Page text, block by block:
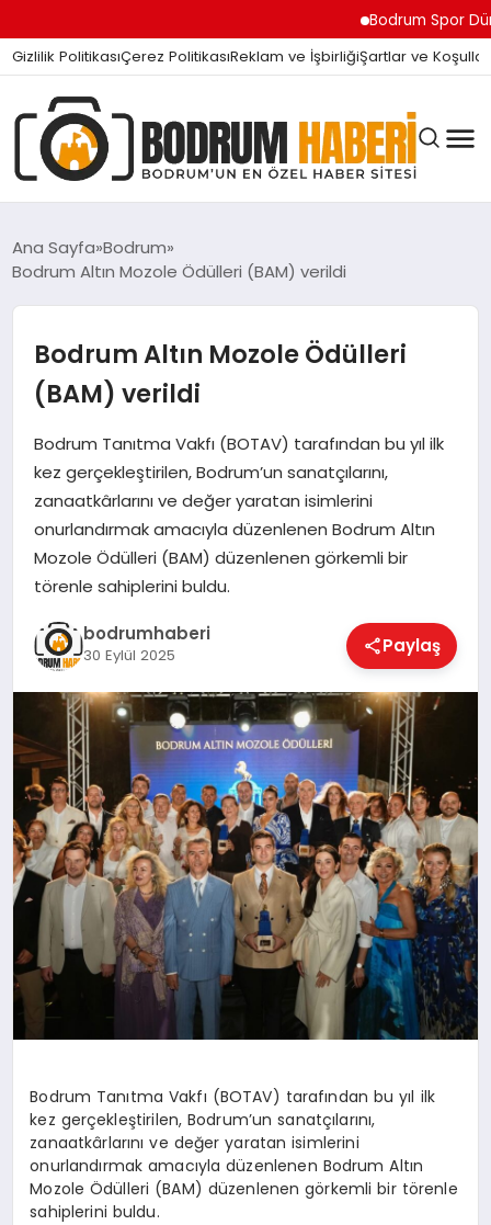
Bodrum Spor Dünyasını
Gizlilik PolitikasıÇerez PolitikasıReklam ve İşbirliğiŞartlar ve Koşullar
BODRUM BODRUM
SIYASET
MAGAZIN
KÖŞE YAZILARI
YAŞAM
SPOR
MUĞLA
☰
Ana Sayfa Bodrum
Bodrum Altın Mozole Ödülleri (BAM) verildi
Bodrum Altın Mozole Ödülleri
(BAM) verildi
Bodrum Tanıtma Vakfı (BOTAV) tarafından bu yıl ilk
kez gerçekleştirilen, Bodrum’un sanatçılarını,
zanaatkârlarını ve değer yaratan isimlerini
onurlandırmak amacıyla düzenlenen Bodrum Altın
Mozole Ödülleri (BAM) düzenlenen görkemli bir
törenle sahiplerini buldu.
bodrumhaberi
30 Eylül 2025 Paylaş
Bodrum Tanıtma Vakfı (BOTAV) tarafından bu yıl ilk
kez gerçekleştirilen, Bodrum’un sanatçılarını,
zanaatkârlarını ve değer yaratan isimlerini
onurlandırmak amacıyla düzenlenen Bodrum Altın
Mozole Ödülleri (BAM) düzenlenen görkemli bir törenle
sahiplerini buldu.